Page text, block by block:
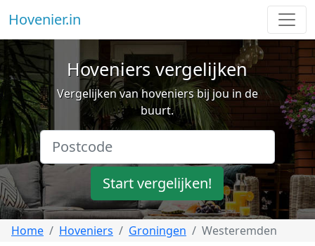
Hovenier.in
Hoveniers vergelijken
Vergelijken van hoveniers bij jou in de
buurt.
Start vergelijken!
Home Hoveniers Groningen Westeremden